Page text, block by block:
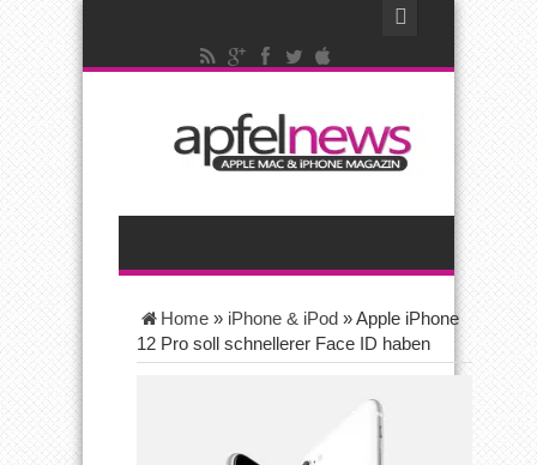
Home » iPhone & iPod »Apple iPhone
12 Pro soll schnellerer Face ID haben